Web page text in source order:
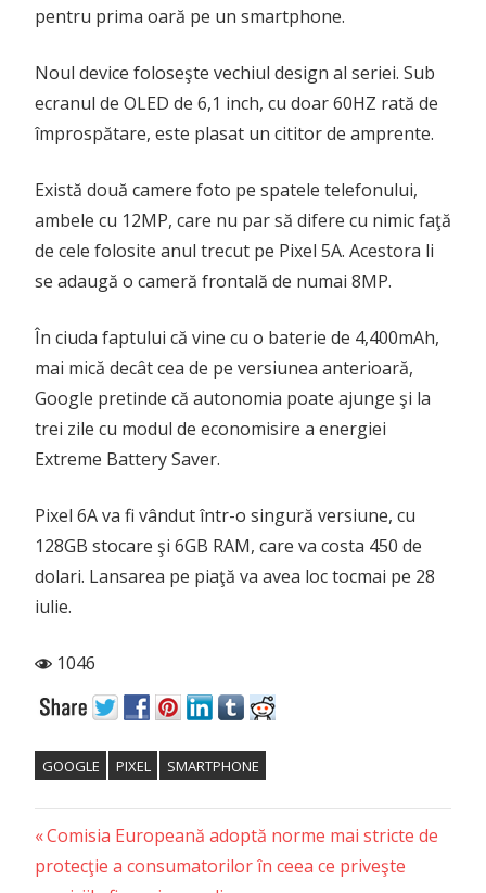
pentru prima oară pe un smartphone.
Noul device foloseşte vechiul design al seriei. Sub
ecranul de OLED de 6,1 inch, cu doar 60HZ rată de
împrospătare, este plasat un cititor de amprente.
Există două camere foto pe spatele telefonului,
ambele cu 12MP, care nu par să difere cu nimic faţă
de cele folosite anul trecut pe Pixel 5A. Acestora li
se adaugă o cameră frontală de numai 8MP.
În ciuda faptului că vine cu o baterie de 4,400mAh,
mai mică decât cea de pe versiunea anterioară,
Google pretinde că autonomia poate ajunge şi la
trei zile cu modul de economisire a energiei
Extreme Battery Saver.
Pixel 6A va fi vândut într-o singură versiune, cu
128GB stocare şi 6GB RAM, care va costa 450 de
dolari. Lansarea pe piaţă va avea loc tocmai pe 28
iulie.
1046
GOOGLE PIXEL SMARTPHONE
Post
Previous
Post:
Comisia Europeană adoptă norme mai stricte de
protecţie a consumatorilor în ceea ce priveşte